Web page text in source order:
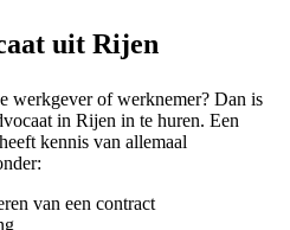
uit Rijen
werkgever of werknemer? Dan is
in Rijen in te huren. Een
kennis van allemaal
van een contract